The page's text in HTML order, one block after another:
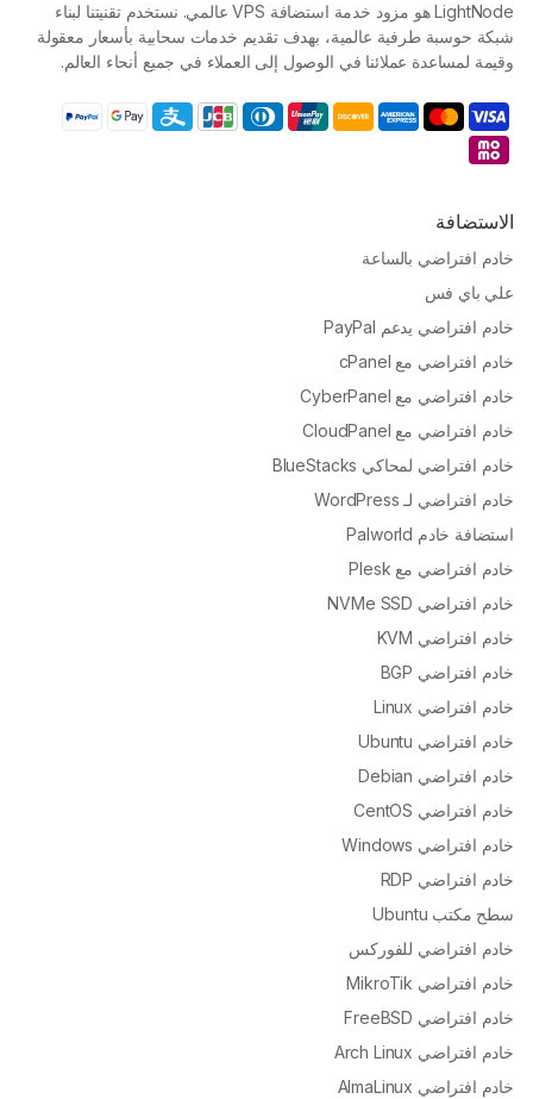
LightNode هو مزود خدمة استضافة VPS عالمي. نستخدم تقنيتنا لبناء
شبكة حوسبة طرفية عالمية، بهدف تقديم خدمات سحابية بأسعار معقولة
وقيمة لمساعدة عملائنا في الوصول إلى العملاء في جميع أنحاء العالم.
الاستضافة
خادم افتراضي بالساعة
علي باي فس
خادم افتراضي يدعم PayPal
خادم افتراضي مع cPanel
خادم افتراضي مع CyberPanel
خادم افتراضي مع CloudPanel
خادم افتراضي لمحاكي BlueStacks
خادم افتراضي لـ WordPress
استضافة خادم Palworld
خادم افتراضي مع Plesk
خادم افتراضي NVMe SSD
خادم افتراضي KVM
خادم افتراضي BGP
خادم افتراضي Linux
خادم افتراضي Ubuntu
خادم افتراضي Debian
خادم افتراضي CentOS
خادم افتراضي Windows
خادم افتراضي RDP
سطح مكتب Ubuntu
خادم افتراضي للفوركس
خادم افتراضي MikroTik
خادم افتراضي FreeBSD
خادم افتراضي Arch Linux
خادم افتراضي AlmaLinux